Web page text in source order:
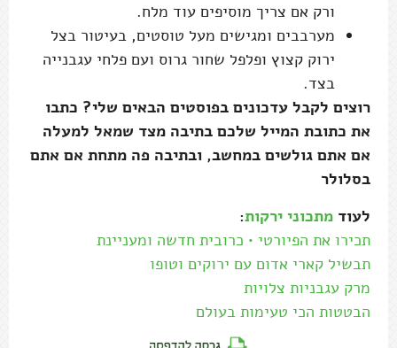
ורק אם צריך מוסיפים עוד מלח.
מערבבים ומגישים מעל טוסטים, בעיטור בצל
ירוק קצוץ ופלפל שחור גרוס ועם פלחי עגבנייה
בצד.
רוצים לקבל עדכונים בפוסטים הבאים שלי? כתבו
את כתובת המייל שלכם בתיבה מצד שמאל למעלה
אם אתם גולשים במחשב, ובתיבה פה מתחת אם אתם
בסלולר
לעוד מתכוני ירקות:
תכירו את הפיורטי • כרובית חדשה ומעניינת
תבשיל קארי אדום עם ירוקים וטופו
מרק עגבניות צלויות
הבטטות הכי טעימות בעולם